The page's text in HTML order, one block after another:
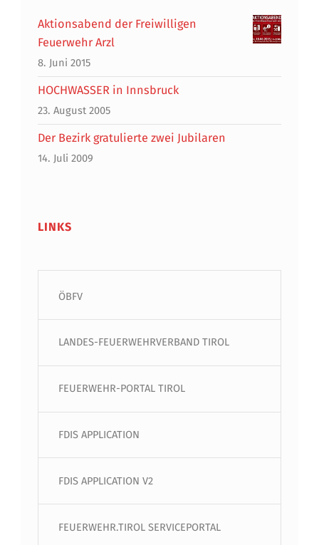
Aktionsabend der Freiwilligen
Feuerwehr Arzl
8. Juni 2015
HOCHWASSER in Innsbruck
23. August 2005
Der Bezirk gratulierte zwei Jubilaren
14. Juli 2009
LINKS
ÖBFV
LANDES-FEUERWEHRVERBAND TIROL
FEUERWEHR-PORTAL TIROL
FDIS APPLICATION
FDIS APPLICATION V2
FEUERWEHR.TIROL SERVICEPORTAL